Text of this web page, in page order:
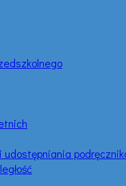
udostępniania